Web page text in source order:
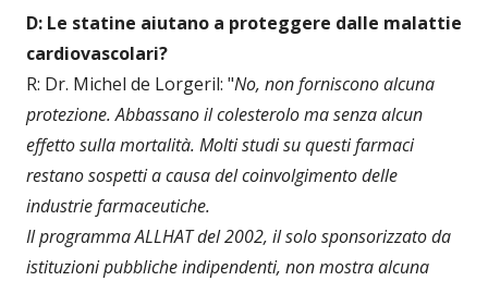
D: Le statine aiutano a proteggere dalle malattie
cardiovascolari?
R: Dr. Michel de Lorgeril: "No, non forniscono alcuna
protezione. Abbassano il colesterolo ma senza alcun
effetto sulla mortalità. Molti studi su questi farmaci
restano sospetti a causa del coinvolgimento delle
industrie farmaceutiche.
Il programma ALLHAT del 2002, il solo sponsorizzato da
istituzioni pubbliche indipendenti, non mostra alcuna